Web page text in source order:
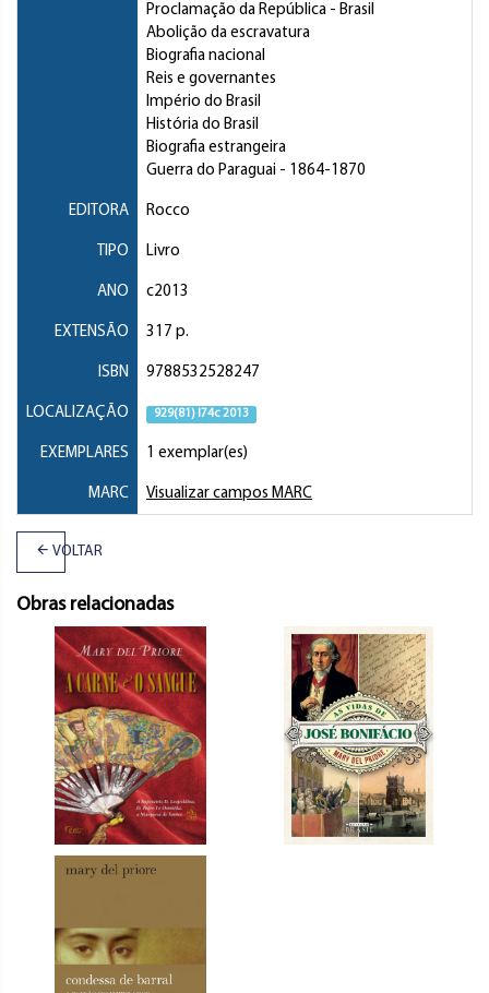
Proclamação da República - Brasil
Abolição da escravatura
Biografia nacional
Reis e governantes
Império do Brasil
História do Brasil
Biografia estrangeira
Guerra do Paraguai - 1864-1870
EDITORA Rocco
TIPO Livro
ANO c2013
EXTENSÃO 317 p.
ISBN 9788532528247
LOCALIZAÇÃO 929(81) I74c 2013
EXEMPLARES 1 exemplar(es)
MARC Visualizar campos MARC
VOLTAR
Obras relacionadas